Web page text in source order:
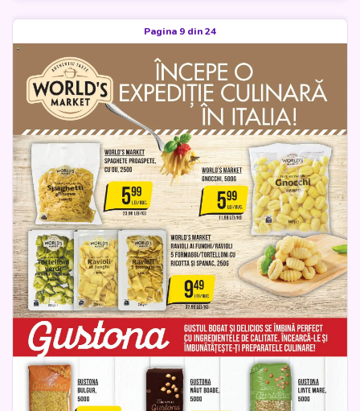
Pagina 9 din 24